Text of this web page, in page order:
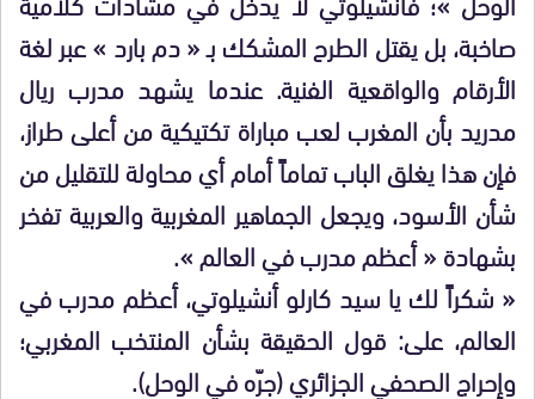
صاخبة، بل يقتل الطرح المشكك بـ « دم بارد » عبر لغة
الأرقام والواقعية الفنية. عندما يشهد مدرب ريال
مدريد بأن المغرب لعب مباراة تكتيكية من أعلى طراز،
فإن هذا يغلق الباب تماماً أمام أي محاولة للتقليل من
شأن الأسود، ويجعل الجماهير المغربية والعربية تفخر
بشهادة « أعظم مدرب في العالم ».
« شكراً لك يا سيد كارلو أنشيلوتي، أعظم مدرب في
العالم، على: قول الحقيقة بشأن المنتخب المغربي؛
وإحراج الصحفي الجزائري (جرّه في الوحل).